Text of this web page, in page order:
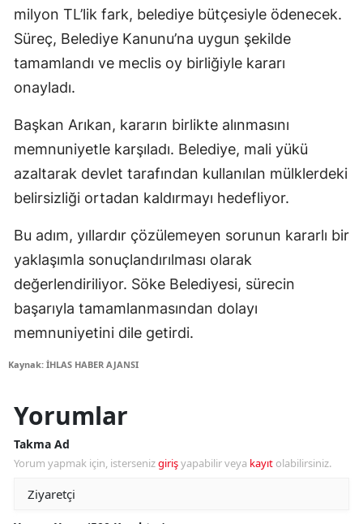
milyon TL’lik fark, belediye bütçesiyle ödenecek.
Süreç, Belediye Kanunu’na uygun şekilde
tamamlandı ve meclis oy birliğiyle kararı
onayladı.
Başkan Arıkan, kararın birlikte alınmasını
memnuniyetle karşıladı. Belediye, mali yükü
azaltarak devlet tarafından kullanılan mülklerdeki
belirsizliği ortadan kaldırmayı hedefliyor.
Bu adım, yıllardır çözülemeyen sorunun kararlı bir
yaklaşımla sonuçlandırılması olarak
değerlendiriliyor. Söke Belediyesi, sürecin
başarıyla tamamlanmasından dolayı
memnuniyetini dile getirdi.
Kaynak: İHLAS HABER AJANSI
Yorumlar
Takma Ad
Yorum yapmak için, istersenizgirişyapabilir veya kayıt olabilirsiniz.